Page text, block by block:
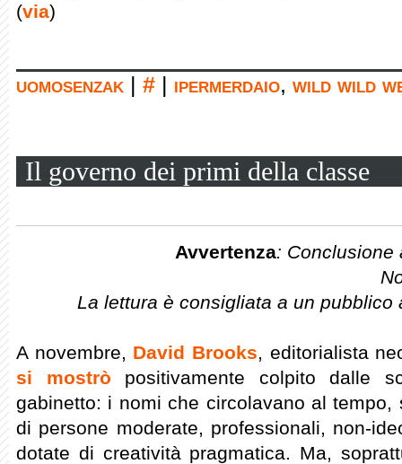
(via)
uomosenzak # ipermerdaio, wild wild
Il governo dei primi della classe
Avvertenza: Conclusione
La lettura è consigliata a un
A novembre, David Brooks, editorialista
si mostrò positivamente colpito dalle
gabinetto: i nomi che circolavano al tempo,
di persone moderate, professionali, non-
dotate di creatività pragmatica. Ma,